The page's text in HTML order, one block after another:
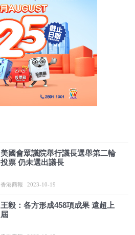
美國會眾議院舉行議長選舉第二輪
投票 仍未選出議長
香港商報 2023-10-19
王毅：各方形成458項成果 遠超上
屆